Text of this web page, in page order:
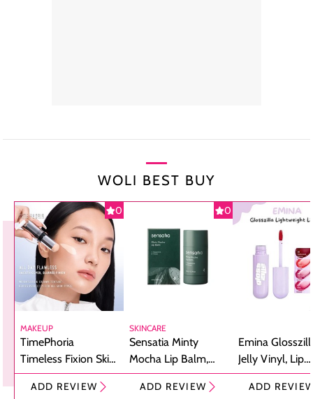
WOLI BEST BUY
0
MAKEUP
TimePhoria
Timeless Fixion Skin
Tint Stick,
Foundation dan
ADD REVIEW
0
SKINCARE
Sensatia Minty
Mocha Lip Balm,
Pelembap Bibir
dengan Aroma
ADD REVIEW
Emina
Jelly Vinyl, Lip
Cream Glossy
Ringan
ADD